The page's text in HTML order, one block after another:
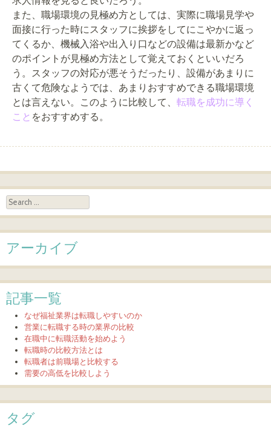
また、職場環境の見極め方としては、実際に職場見学や
面接に行った時にスタッフに挨拶をしてにこやかに返っ
てくるか、機械入浴や出入り口などの設備は最新かなど
のポイントが見極め方法として覚えておくといいだろ
う。スタッフの対応が悪そうだったり、設備があまりに
古くて危険なようでは、あまりおすすめできる職場環境
とは言えない。このように比較して、 転職を成功に導く
こと をおすすめする。
Post navigation
Search
アーカイブ
記事一覧
なぜ福祉業界は転職しやすいのか
営業に転職する時の業界の比較
在職中に転職活動を始めよう
転職時の比較方法とは
転職者は前職場と比較する
需要の高低を比較しよう
タグ